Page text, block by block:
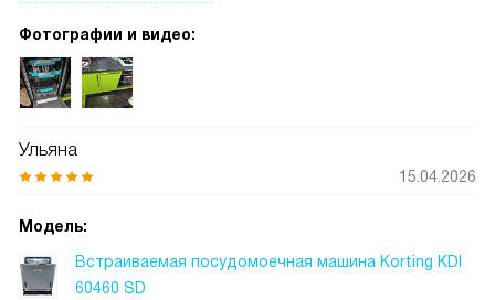
программа. Полная защита от протечек даёт спокойствие
Фотографии и видео:
Ульяна
15.04.2026
Модель:
Встраиваемая посудомоечная машина Korting KDI
60460 SD